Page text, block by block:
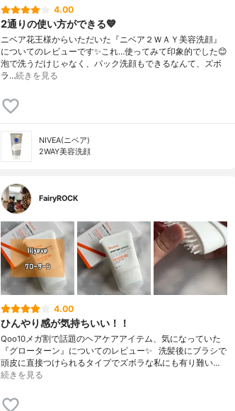
4.00
2通りの使い方ができる💙
ニベア花王様からいただいた『ニベア２ＷＡＹ美容洗顔』
についてのレビューです✨これ…使ってみて印象的でした😊
泡で洗うだけじゃなく、パック洗顔もできるなんて、ズボ
ラ…続きを見る
NIVEA(ニベア)
2WAY美容洗顔
FairyROCK
4.00
ひんやり感が気持ちいい！！
Qoo10メガ割で話題のヘアケアアイテム、気になっていた
『グローターン』についてのレビュー✨⠀洗髪後にブラシで
頭皮に直接つけられるタイプでズボラな私にも有り難い…
続きを見る